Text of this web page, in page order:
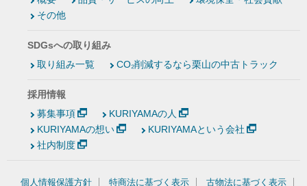
その他
SDGsへの取り組み
取り組み一覧
CO₂削減するなら栗山の中古トラック
採用情報
募集事項
KURIYAMAの人
KURIYAMAの想い
KURIYAMAという会社
社内制度
個人情報保護方針 特商法に基づく表示 古物法に基づく表示